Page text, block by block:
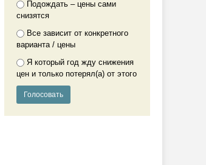
Подождать – цены сами
снизятся
Все зависит от конкретного
варианта / цены
Я который год жду снижения
цен и только потерял(а) от этого